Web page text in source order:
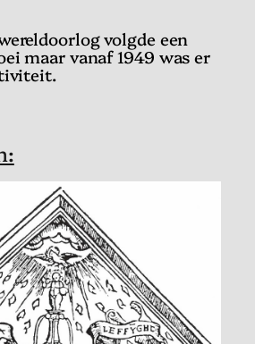
volgde een
maar vanaf 1949 was er